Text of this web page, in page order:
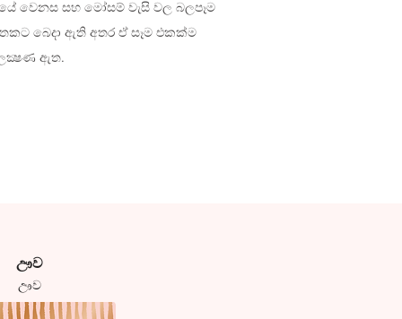
වෙනස සහ මෝසම් වැසි වල බලපෑම
බෙදා ඇති අතර ඒ සෑම එකක්ම
ඇත.
ඌව
​ඌව